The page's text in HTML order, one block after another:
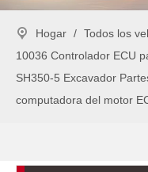
Hogar / Todos los
10036 Controlador ECU
SH350-5 Excavador
computadora del motor